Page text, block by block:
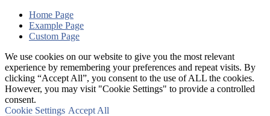
Home Page
Example Page
Custom Page
We use cookies on our website to give you the most relevant
experience by remembering your preferences and repeat visits. By
clicking “Accept All”, you consent to the use of ALL the cookies.
However, you may visit "Cookie Settings" to provide a controlled
consent.
Cookie Settings Accept All